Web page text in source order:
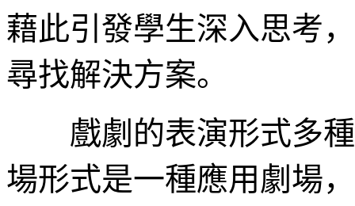
藉此引發學生深入思考
尋找解決方案。
戲劇的表演形式多種
場形式是一種應用劇場